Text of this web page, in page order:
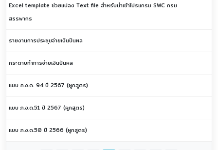
Excel template ช่วยแปลง Text file สำหรับนำเข้าโปรแกรม SWC กรม
สรรพากร
รายงานการประชุมจ่ายเงินปันผล
กระดาษทำการจ่ายเงินปันผล
แบบ ภ.ง.ด. 94 ปี 2567 (ผูกสูตร)
แบบ ภ.ง.ด.51 ปี 2567 (ผูกสูตร)
แบบ ภ.ง.ด.50 ปี 2566 (ผูกสูตร)